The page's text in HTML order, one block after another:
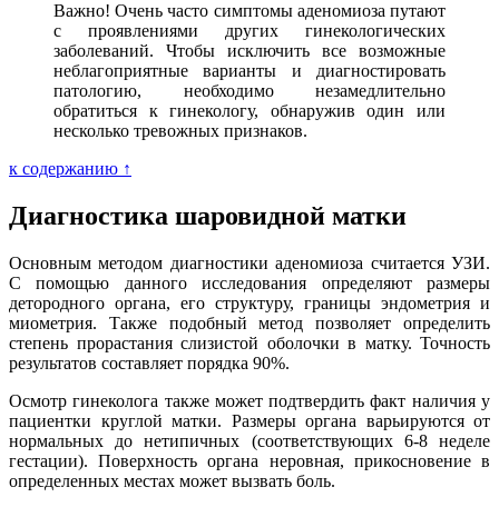
Важно! Очень часто симптомы аденомиоза путают
с проявлениями других гинекологических
заболеваний. Чтобы исключить все возможные
неблагоприятные варианты и диагностировать
патологию, необходимо незамедлительно
обратиться к гинекологу, обнаружив один или
несколько тревожных признаков.
к содержанию ↑
Диагностика шаровидной матки
Основным методом диагностики аденомиоза считается УЗИ.
С помощью данного исследования определяют размеры
детородного органа, его структуру, границы эндометрия и
миометрия. Также подобный метод позволяет определить
степень прорастания слизистой оболочки в матку. Точность
результатов составляет порядка 90%.
Осмотр гинеколога также может подтвердить факт наличия у
пациентки круглой матки. Размеры органа варьируются от
нормальных до нетипичных (соответствующих 6-8 неделе
гестации). Поверхность органа неровная, прикосновение в
определенных местах может вызвать боль.